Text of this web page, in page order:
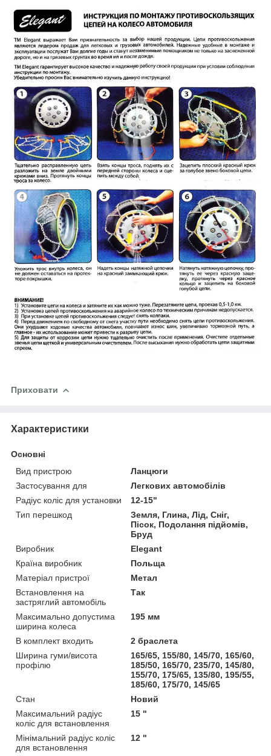
Приховати
Характеристики
Основні
Вид пристрою
Ланцюги
Застосування для
Легкових автомобілів
Радіус коліс для установки
12-15"
Тип перешкод
Земля, Глина, Лід, Сніг,
Пісок, Подолання підйомів,
Бруд
Виробник
Elegant
Країна виробник
Польща
Матеріал пристрої
Метал
Встановлення на
застряглий автомобіль
Так
Максимально допустима
ширина колеса
195 мм
В комплект входить
2 браслета
Ширина гуми/висота
профілю
165/65, 155/80, 145/70, 165/60,
185/50, 165/70, 235/70, 145/80,
155/70, 175/65, 135/80, 195/55,
185/60, 175/70, 145/65
Стан
Новий
Максимальний радіус
коліс для встановлення
15 "
Мінімальний радіус коліс
для встановлення
12 "